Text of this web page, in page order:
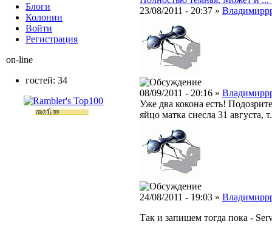
23/08/2011 - 20:37 »
08/09/2011 - 20:16 »
Уже два кокона есть!
яйцо матка снесла 31 августа,
24/08/2011 - 19:03 »
Так и запишем тогда пока -
Блоги
Колонии
Войти
Peгиcтpaция
on-line
гостей: 34